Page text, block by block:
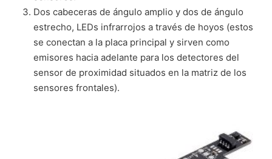
Dos cabeceras de ángulo amplio y dos de ángulo
estrecho, LEDs infrarrojos a través de hoyos (estos
se conectan a la placa principal y sirven como
emisores hacia adelante para los detectores del
sensor de proximidad situados en la matriz de los
sensores frontales).